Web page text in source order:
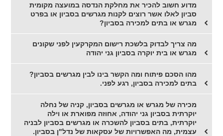
מדוע חשוב להכיר את מחלקת הנדסה במועצה מקומית
סביון לאלו אשר רוצים לקנות מגרשים בסביון או בפרט
מגרש או בתים למכירה בסביון?
מה צריך לבדוק בלשכת רישום המקרקעין לפני שקונים
מגרש או בית יוקרה בסביון גני יהודה
מהו הסכם פיתוח ומה הקשר בינו לבין מגרשים בסביון?
בתים למכירה בסביון, רגע לפני.
מכירה של מגרש או מגרשים בסביון, קניה של נחלה
יוקרתית בסביון גני יהודה, אחוזה מפוארת או וילה
יוקרתית, בתים בסביון להשכרה או מגרשים בסביון לבניה
עצמית, מה האפשרויות של עסקאות של נדל"ן בסביון.